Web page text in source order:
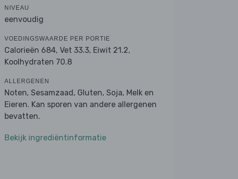
NIVEAU
eenvoudig
VOEDINGSWAARDE PER PORTIE
Calorieën 684, Vet 33.3, Eiwit 21.2,
Koolhydraten 70.8
ALLERGENEN
Noten, Sesamzaad, Gluten, Soja, Melk en
Eieren. Kan sporen van andere allergenen
bevatten.
Bekijk ingrediëntinformatie